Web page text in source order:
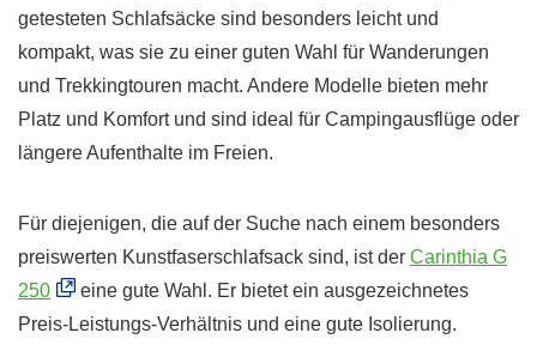
getesteten Schlafsäcke sind besonders leicht und
kompakt, was sie zu einer guten Wahl für Wanderungen
und Trekkingtouren macht. Andere Modelle bieten mehr
Platz und Komfort und sind ideal für Campingausflüge oder
längere Aufenthalte im Freien.
Für diejenigen, die auf der Suche nach einem besonders
preiswerten Kunstfaserschlafsack sind, ist der Carinthia G
250
eine gute Wahl. Er bietet ein ausgezeichnetes
Preis-Leistungs-Verhältnis und eine gute Isolierung.